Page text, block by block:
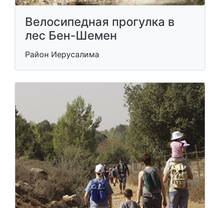
Велосипедная прогулка в
лес Бен-Шемен
Район Иерусалима